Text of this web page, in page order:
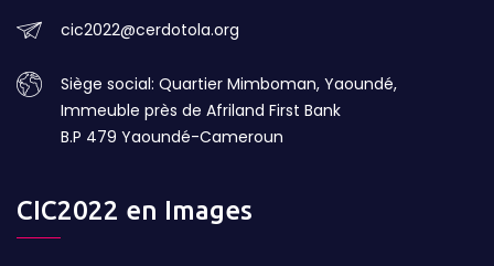
cic2022@cerdotola.org
Siège social: Quartier Mimboman, Yaoundé,
Immeuble près de Afriland First Bank
B.P 479 Yaoundé-Cameroun
CIC2022 en Images